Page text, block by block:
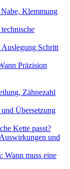
Klemmung
Schritt
Präzision
Zähnezahl
Übersetzung
Kette passt?
und
Wann muss eine